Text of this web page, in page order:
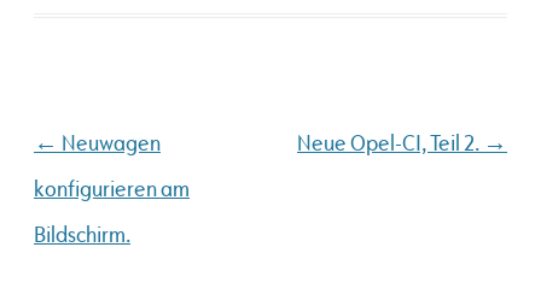
Beitragsnavigation
← Neuwagen
konfigurieren am
Bildschirm.
Neue Opel-CI, Teil 2. →